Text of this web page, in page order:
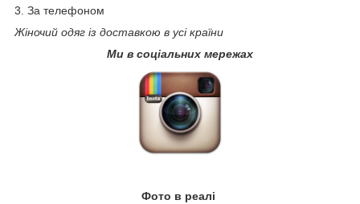
3. За телефоном
Жіночий одяг із доставкою в усі країни
Ми в соціальних мережах
Фото в реалі